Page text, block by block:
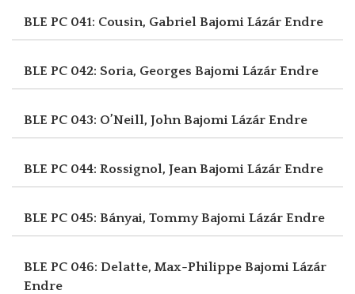
BLE PC 041: Cousin, Gabriel Bajomi Lázár Endre
BLE PC 042: Soria, Georges Bajomi Lázár Endre
BLE PC 043: O’Neill, JohnBajomi Lázár Endre
BLE PC 044: Rossignol, JeanBajomi Lázár Endre
BLE PC 045: Bányai, TommyBajomi Lázár Endre
BLE PC 046: Delatte, Max-Philippe Bajomi Lázár
Endre